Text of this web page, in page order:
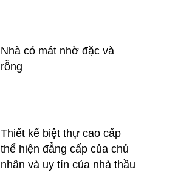
Nhà có mát nhờ đặc và
rỗng
Thiết kế biệt thự cao cấp
thể hiện đẳng cấp của chủ
nhân và uy tín của nhà thầu